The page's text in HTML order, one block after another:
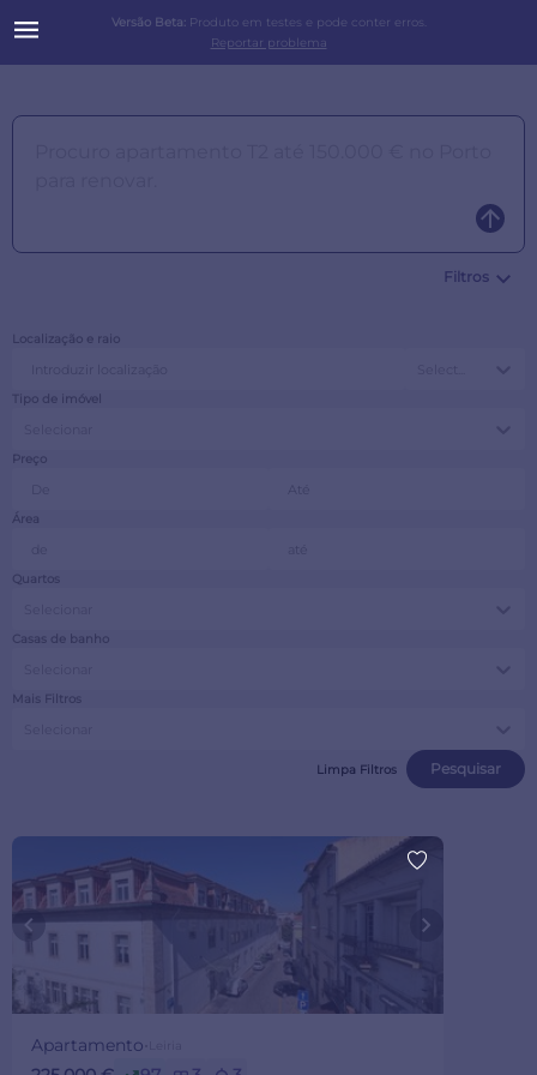
Versão Beta:Produto em testes e pode conter erros.
Reportar problema
Filtros
Localização e raio
Tipo de imóvel
Preço
Área
Quartos
Casas de banho
Mais Filtros
Limpa Filtros Pesquisar
Apartamento